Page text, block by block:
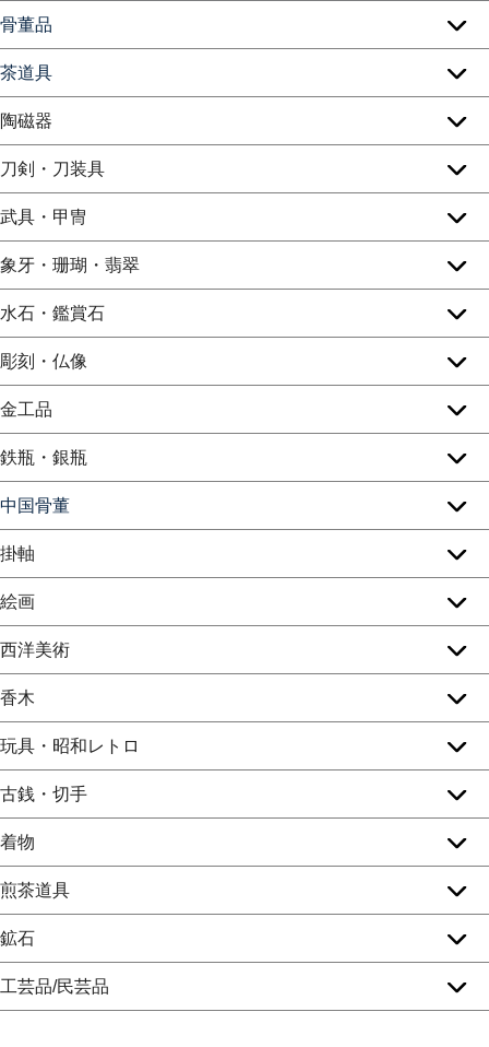
骨董品
茶道具
陶磁器
刀剣・刀装具
武具・甲冑
象牙・珊瑚・翡翠
水石・鑑賞石
彫刻・仏像
金工品
鉄瓶・銀瓶
中国骨董
掛軸
絵画
西洋美術
香木
玩具・昭和レトロ
古銭・切手
着物
煎茶道具
鉱石
工芸品/民芸品